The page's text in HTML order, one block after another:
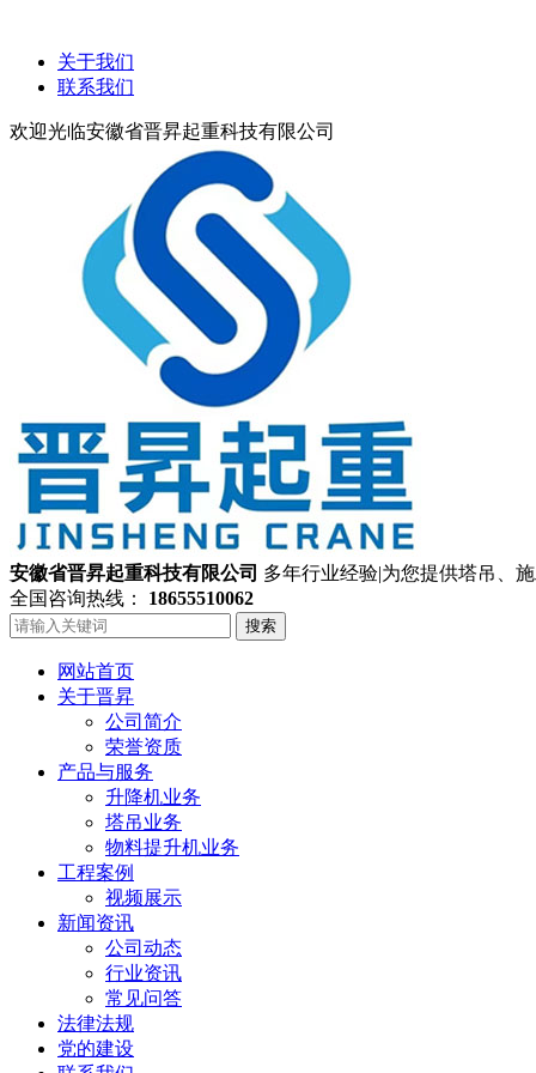
关于我们
联系我们
欢迎光临安徽省晋昇起重科技有限公司
安徽省晋昇起重科技有限公司 多年行业经验|为您提供塔吊、
全国咨询热线：
18655510062
搜索
网站首页
关于晋昇
公司简介
荣誉资质
产品与服务
升降机业务
塔吊业务
物料提升机业务
工程案例
视频展示
新闻资讯
公司动态
行业资讯
常见问答
法律法规
党的建设